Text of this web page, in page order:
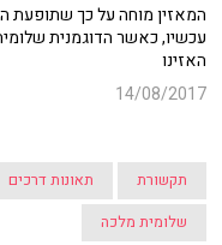
המאזין מוחה על כך שתופעת
עכשיו, כאשר הדוגמנית
האזינו
14/08/2017
תקשורת תאונות דרכים
שלומית מלכה